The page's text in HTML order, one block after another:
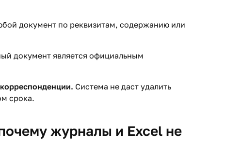
документ по реквизитам, содержанию или
документ является официальным
Система не даст удалить
срока.
журналы и Excel не